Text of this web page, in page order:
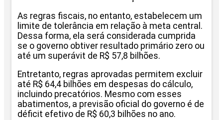
As regras fiscais, no entanto, estabelecem um
limite de tolerância em relação à meta central.
Dessa forma, ela será considerada cumprida
se o governo obtiver resultado primário zero ou
até um superávit de R$ 57,8 bilhões.
Entretanto, regras aprovadas permitem excluir
até R$ 64,4 bilhões em despesas do cálculo,
incluindo precatórios. Mesmo com esses
abatimentos, a previsão oficial do governo é de
déficit efetivo de R$ 60,3 bilhões no ano.